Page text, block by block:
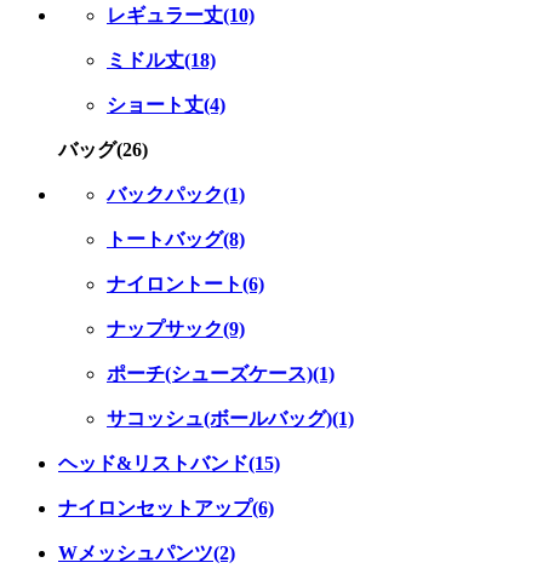
レギュラー丈(10)
ミドル丈(18)
ショート丈(4)
バッグ(26)
バックパック(1)
トートバッグ(8)
ナイロントート(6)
ナップサック(9)
ポーチ(シューズケース)(1)
サコッシュ(ボールバッグ)(1)
ヘッド&リストバンド(15)
ナイロンセットアップ(6)
Wメッシュパンツ(2)